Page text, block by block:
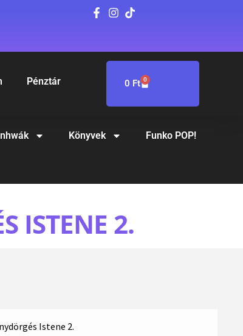
Pénztár 0 Ft 0
Könyvek Funko POP!
ISTENE 2.
Istene 2.